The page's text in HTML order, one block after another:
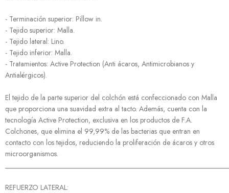
- Terminación superior: Pillow in.
- Tejido superior: Malla.
- Tejido lateral: Lino.
- Tejido inferior: Malla.
- Tratamientos: Active Protection (Anti ácaros, Antimicrobianos y
Antialérgicos).
El tejido de la parte superior del colchón está confeccionado con Malla
que proporciona una suavidad extra al tacto. Además, cuenta con la
tecnología Active Protection, exclusiva en los productos de F.A.
Colchones, que elimina el 99,99% de las bacterias que entran en
contacto con los tejidos, reduciendo la proliferación de ácaros y otros
microorganismos.
REFUERZO LATERAL: